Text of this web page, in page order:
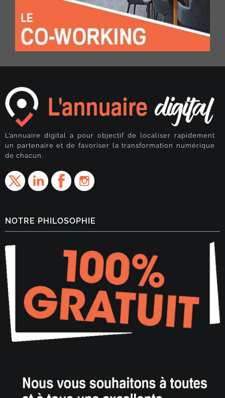
L’annuaire digital a pour objectif de localiser rapidement
un partenaire et de favoriser la transformation numérique
de chacun.
NOTRE PHILOSOPHIE